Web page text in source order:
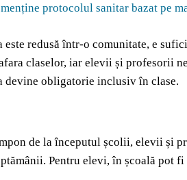
menține protocolul sanitar bazat pe
este redusă într-o comunitate, e
claselor, iar elevii și profesorii
devine obligatorie inclusiv în clase.
de la începutul școlii, elevii și
Pentru elevi, în școală pot